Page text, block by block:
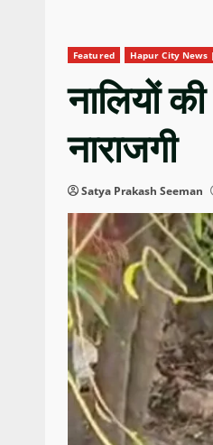
Featured Hapur City News
नालियों
नाराजगी
Satya Prakash Seeman